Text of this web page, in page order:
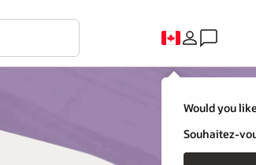
Would you
Souhaitez-